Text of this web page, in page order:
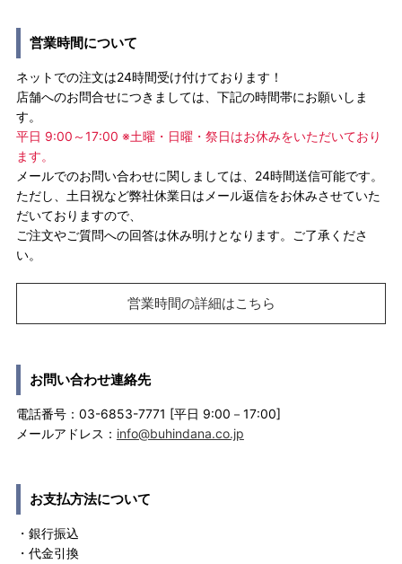
営業時間について
ネットでの注文は24時間受け付けております！
店舗へのお問合せにつきましては、下記の時間帯にお願いしま
す。
平日 9:00～17:00 ※土曜・日曜・祭日はお休みをいただいており
ます。
メールでのお問い合わせに関しましては、24時間送信可能です。
ただし、土日祝など弊社休業日はメール返信をお休みさせていた
だいておりますので、
ご注文やご質問への回答は休み明けとなります。ご了承くださ
い。
営業時間の詳細はこちら
お問い合わせ連絡先
電話番号：03-6853-7771 [平日 9:00－17:00]
メールアドレス： info@buhindana.co.jp
お支払方法について
・銀行振込
・代金引換